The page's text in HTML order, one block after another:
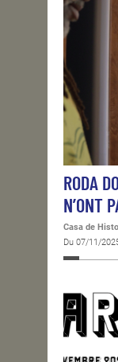
RODA
N’ONT
Casa de
Du 07/11/